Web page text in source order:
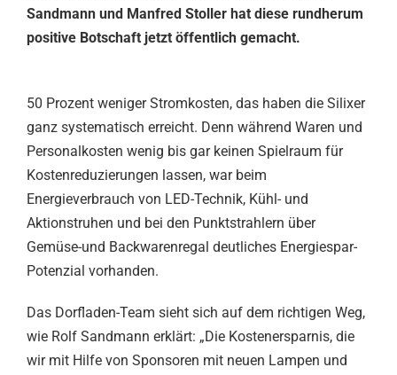
Sandmann und Manfred Stoller hat diese rundherum
positive Botschaft jetzt öffentlich gemacht.
50 Prozent weniger Stromkosten, das haben die Silixer
ganz systematisch erreicht. Denn während Waren und
Personalkosten wenig bis gar keinen Spielraum für
Kostenreduzierungen lassen, war beim
Energieverbrauch von LED-Technik, Kühl- und
Aktionstruhen und bei den Punktstrahlern über
Gemüse-und Backwarenregal deutliches Energiespar-
Potenzial vorhanden.
Das Dorfladen-Team sieht sich auf dem richtigen Weg,
wie Rolf Sandmann erklärt: „Die Kostenersparnis, die
wir mit Hilfe von Sponsoren mit neuen Lampen und